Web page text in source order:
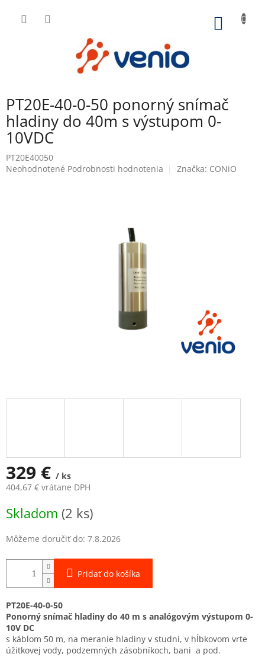
PT20E-40-0-50 ponorný snímač
hladiny do 40m s výstupom 0-
10VDC
PT20E40050
Priemerné
Neohodnotené Podrobnosti hodnotenia Značka: CONiO
329 € / ks
404,67 € vrátane DPH
cena:
Skladom (2 ks)
Môžeme doručiť do: 7.8.2026
Pridať do košíka
PT20E-40-0-50
Ponorný snímač hladiny do 40 m s analógovým výstupom 0-
10V DC
s káblom 50 m, na meranie hladiny v studni, v hĺbkovom vrte
úžitkovej vody, podzemných zásobníkoch, bani a pod.